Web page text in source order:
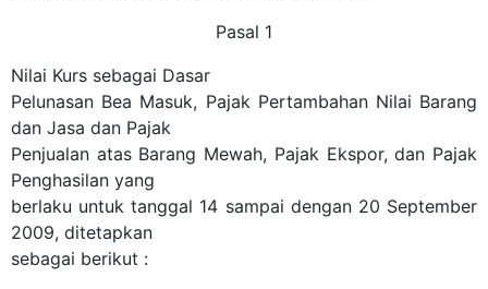
Pasal 1
Nilai Kurs sebagai Dasar
Pelunasan Bea Masuk, Pajak Pertambahan Nilai Barang
dan Jasa dan Pajak
Penjualan atas Barang Mewah, Pajak Ekspor, dan Pajak
Penghasilan yang
berlaku untuk tanggal 14 sampai dengan 20 September
2009, ditetapkan
sebagai berikut :